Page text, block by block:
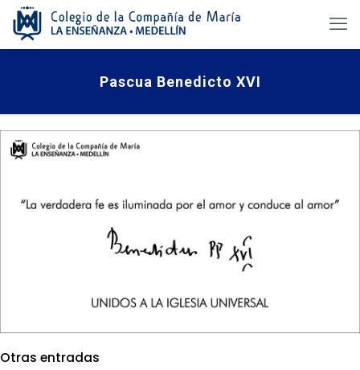
Pascua Benedicto XVI
Otras entradas